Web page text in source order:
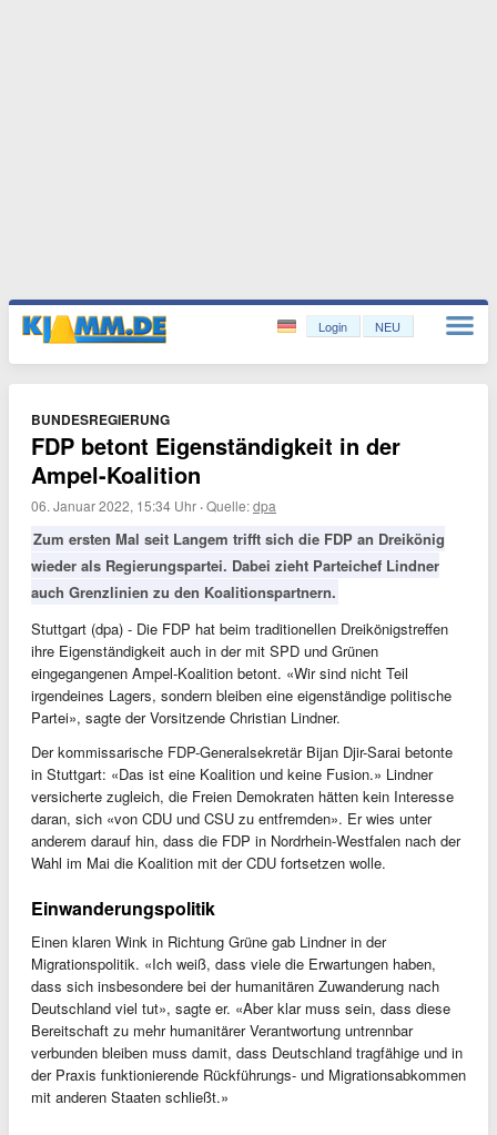
Login NEU
BUNDESREGIERUNG
FDP betont Eigenständigkeit in der
Ampel-Koalition
06. Januar 2022, 15:34 Uhr ·Quelle:dpa
Zum ersten Mal seit Langem trifft sich die FDP an Dreikönig
wieder als Regierungspartei. Dabei zieht Parteichef Lindner
auch Grenzlinien zu den Koalitionspartnern.
Stuttgart (dpa) - Die FDP hat beim traditionellen Dreikönigstreffen
ihre Eigenständigkeit auch in der mit SPD und Grünen
eingegangenen Ampel-Koalition betont. «Wir sind nicht Teil
irgendeines Lagers, sondern bleiben eine eigenständige politische
Partei», sagte der Vorsitzende Christian Lindner.
Der kommissarische FDP-Generalsekretär Bijan Djir-Sarai betonte
in Stuttgart: «Das ist eine Koalition und keine Fusion.» Lindner
versicherte zugleich, die Freien Demokraten hätten kein Interesse
daran, sich «von CDU und CSU zu entfremden». Er wies unter
anderem darauf hin, dass die FDP in Nordrhein-Westfalen nach der
Wahl im Mai die Koalition mit der CDU fortsetzen wolle.
Einwanderungspolitik
Einen klaren Wink in Richtung Grüne gab Lindner in der
Migrationspolitik. «Ich weiß, dass viele die Erwartungen haben,
dass sich insbesondere bei der humanitären Zuwanderung nach
Deutschland viel tut», sagte er. «Aber klar muss sein, dass diese
Bereitschaft zu mehr humanitärer Verantwortung untrennbar
verbunden bleiben muss damit, dass Deutschland tragfähige und in
der Praxis funktionierende Rückführungs- und Migrationsabkommen
mit anderen Staaten schließt.»